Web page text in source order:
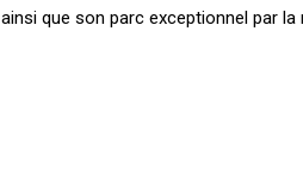
que son parc exceptionnel par